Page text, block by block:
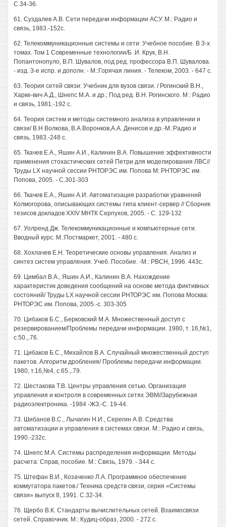
С.34-36.
61. Суздалев А.В. Сети передачи информации АСУ. М.: Радио и
связь, 1983.-152с.
62. Телекоммуникационные системы и сети: Учебное пособие. В 3-х
томах. Том 1 Современные технологии/Б .И. Крук, В.Н.
Попантонопуло, В.П. Шувалов, под ред. профессора В.П. Шувалова.
- изд. 3-е испр. и дополн. - М.:Горячая линия. - Телеком, 2003. - 647 с.
63. Теория сетей связи: Учебник для вузов связи. / Рогинский В.Н.,
Харке-вич А.Д., Шнепс М.А. и др.; Под ред. В.Н. Рогинского. М : Радио
и связь, 1981.-192 с.
64. Теория систем и методы системного анализа в управлении и
связи/ В.Н Волкова, В.А.Воронков,А.А. Денисов и др.-М.:Радио и
связь, 1983.-248 с.
65. Ткачев Е.А., Яшин А.И., Калинин В.А. Повышение эффективности
применения стохастических сетей Петри для моделирования ЛВС//
Труды LX научной сессии РНТОРЭС им. Попова М: РНТОРЭС им.
Попова, 2005. - С.301-303
66. Ткачев Е.А., Яшин А.И. Автоматизация разработки уравнений
Колмогорова, описывающих системы типа клиент-сервер // Сборник
тезисов докладов XXIV МНТК Серпухов, 2005. - С. 129-132
67. Уолренд Дж. Телекоммуникационные и компьютерные сети.
Вводный курс. М.:Постмаркет, 2001. - 480 с.
68. Хохлачев Е.Н. Теоретические основы управления. Анализ и
синтез систем управления. Учеб. Пособие. -М.: РВСН, 1996. 443с.
69. Цимбал В.А., Яшин А.И., Калинин В.А. Нахождение
характеристик доведения сообщений на основе метода фиктивных
состояний/ Труды LX научной сессии РНТОРЭС им. Попова Москва:
РНТОРЭС им. Попова, 2005.-с. 303-305
70. Цибаков Б.С., Берковский М.А. Множественный доступ с
резервированием/Проблемы передачи информации. 1980, т. 16,№1,
с.50.,.76.
71. Цибаков Б.С., Михайлов В.А. Случайный множественный доступ
пакетов. Алгоритм дробления/ Проблемы передачи информации.
1980, т.16,№4, с.65.,.79.
72. Шестакова Т.В. Центры управления сетью. Организация
управления и контроля в современных сетях ЭВМ//Зарубежная
радиоэлектроника. -1984 -ЖЗ.-С. 19-44.
73. Шибанов B.C., Лычагин Н.И., Серегин А.В. Средства
автоматизации и управления в системах связи. М.: Радио и связь,
1990.-232с.
74. Шнепс М.А. Системы распределения информации. Методы
расчета: Справ, пособие. М.: Связь, 1979. - 344 с.
75. Штефан В.И., Козаченко Л.А. Программное обеспечение
коммутатора пакетов./ Техника средств связи, серия «Системы
связи» выпуск 8, 1991. С.32-34.
76. Щербо В.К. Стандарты вычислительных сетей. Взаимосвязи
сетей. Справочник. М.: Кудиц-образ, 2000. - 272 с.